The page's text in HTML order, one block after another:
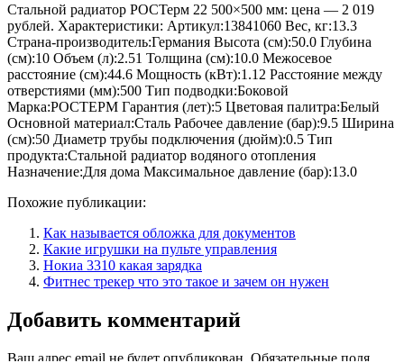
Стальной радиатор РОСТерм 22 500×500 мм: цена — 2 019
рублей. Характеристики: Артикул:13841060 Вес, кг:13.3
Страна-производитель:Германия Высота (см):50.0 Глубина
(см):10 Объем (л):2.51 Толщина (см):10.0 Межосевое
расстояние (см):44.6 Мощность (кВт):1.12 Расстояние между
отверстиями (мм):500 Тип подводки:Боковой
Марка:РОСТЕРМ Гарантия (лет):5 Цветовая палитра:Белый
Основной материал:Сталь Рабочее давление (бар):9.5 Ширина
(см):50 Диаметр трубы подключения (дюйм):0.5 Тип
продукта:Стальной радиатор водяного отопления
Назначение:Для дома Максимальное давление (бар):13.0
Похожие публикации:
Как называется обложка для документов
Какие игрушки на пульте управления
Нокиа 3310 какая зарядка
Фитнес трекер что это такое и зачем он нужен
Добавить комментарий
Ваш адрес email не будет опубликован. Обязательные поля